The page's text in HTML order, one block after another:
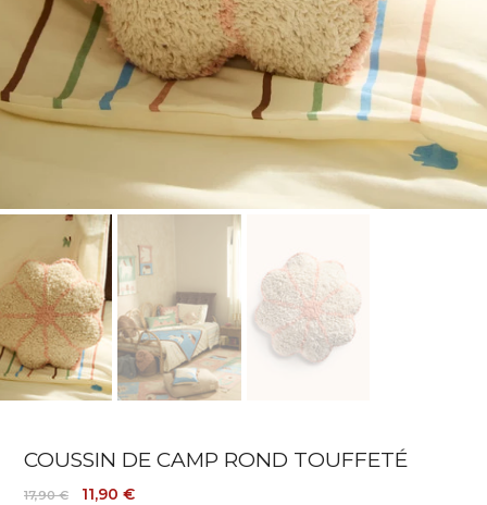
COUSSIN DE CAMP ROND TOUFFETÉ
17,90 € 11,90 €